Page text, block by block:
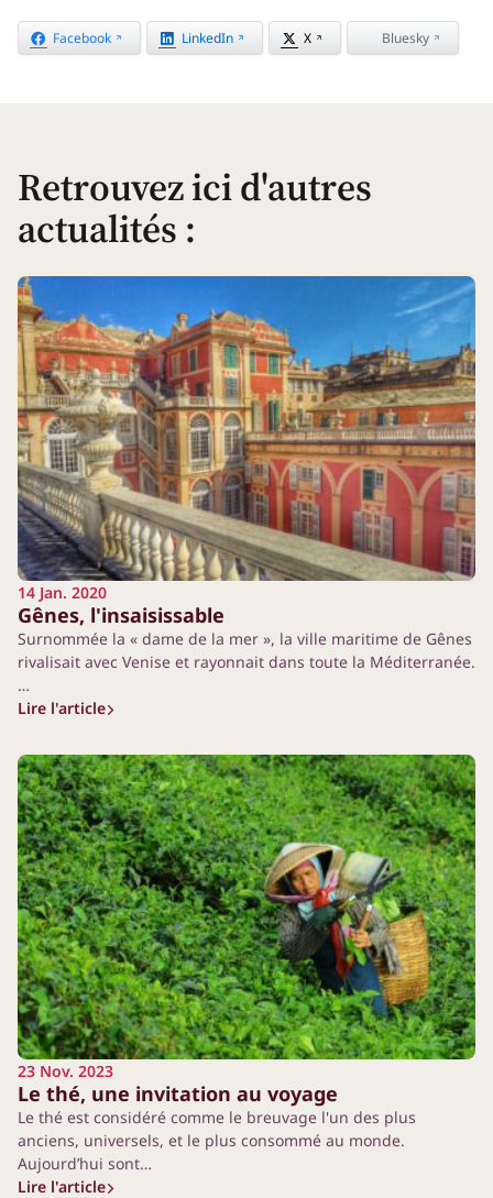
Facebook LinkedIn X Bluesky
Retrouvez ici d'autres
actualités :
14 Jan. 2020
Gênes, l'insaisissable
Surnommée la « dame de la mer », la ville maritime de Gênes
rivalisait avec Venise et rayonnait dans toute la Méditerranée.
…
Lire l'article
23 Nov. 2023
Le thé, une invitation au voyage
Le thé est considéré comme le breuvage l'un des plus
anciens, universels, et le plus consommé au monde.
Aujourd’hui sont…
Lire l'article